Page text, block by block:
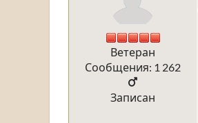
Ветеран
Сообщения: 1 262
Записан